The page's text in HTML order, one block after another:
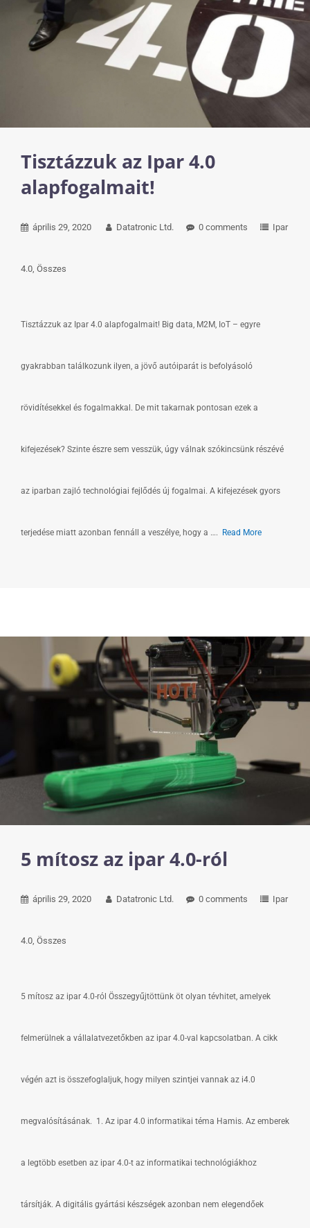
Tisztázzuk az Ipar 4.0
alapfogalmait!
április 29, 2020 Datatronic Ltd. 0 comments Ipar
4.0 Összes
Tisztázzuk az Ipar 4.0 alapfogalmait! Big data, M2M, IoT – egyre
gyakrabban találkozunk ilyen, a jövő autóiparát is befolyásoló
rövidítésekkel és fogalmakkal. De mit takarnak pontosan ezek a
kifejezések? Szinte észre sem vesszük, úgy válnak szókincsünk részévé
az iparban zajló technológiai fejlődés új fogalmai. A kifejezések gyors
terjedése miatt azonban fennáll a veszélye, hogy a …. Read More
5 mítosz az ipar 4.0-ról
április 29, 2020 Datatronic Ltd. 0 comments Ipar
4.0 Összes
5 mítosz az ipar 4.0-ról Összegyűjtöttünk öt olyan tévhitet, amelyek
felmerülnek a vállalatvezetőkben az ipar 4.0-val kapcsolatban. A cikk
végén azt is összefoglaljuk, hogy milyen szintjei vannak az i4.0
megvalósításának. 1. Az ipar 4.0 informatikai téma Hamis. Az emberek
a legtöbb esetben az ipar 4.0-t az informatikai technológiákhoz
társítják. A digitális gyártási készségek azonban nem elegendőek